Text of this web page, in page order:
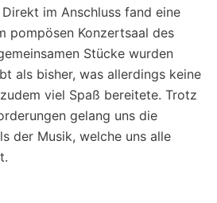
im Anschluss fand eine
pompösen Konzertsaal des
Stücke wurden
als bisher, was allerdings keine
viel Spaß bereitete. Trotz
gelang uns die
der Musik, welche uns alle